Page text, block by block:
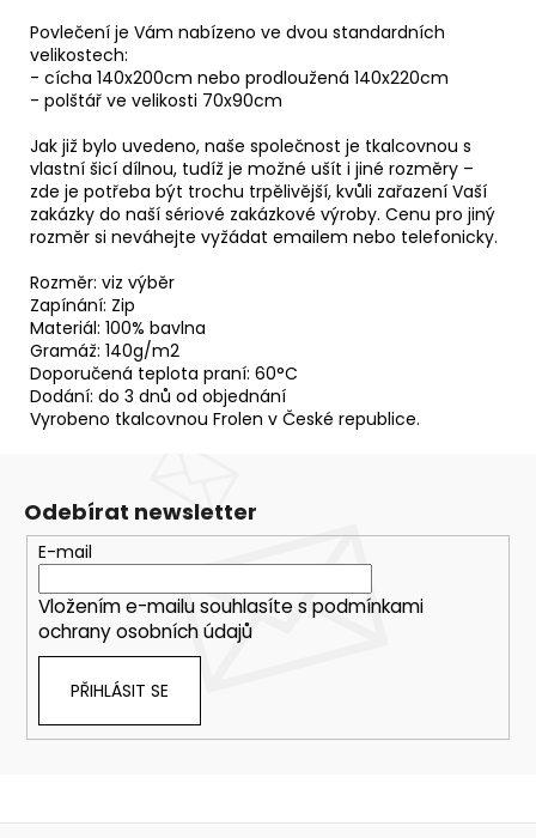
Povlečení je Vám nabízeno ve dvou standardních
velikostech:
- cícha 140x200cm nebo prodloužená 140x220cm
- polštář ve velikosti 70x90cm
Jak již bylo uvedeno, naše společnost je tkalcovnou s
vlastní šicí dílnou, tudíž je možné ušít i jiné rozměry –
zde je potřeba být trochu trpělivější, kvůli zařazení Vaší
zakázky do naší sériové zakázkové výroby. Cenu pro jiný
rozměr si neváhejte vyžádat emailem nebo telefonicky.
Rozměr: viz výběr
Zapínání: Zip
Materiál: 100% bavlna
Gramáž: 140g/m2
Doporučená teplota praní: 60°C
Dodání: do 3 dnů od objednání
Vyrobeno tkalcovnou Frolen v České republice.
Odebírat newsletter
E-mail
Vložením e-mailu souhlasíte s podmínkami
ochrany osobních údajů
PŘIHLÁSIT SE